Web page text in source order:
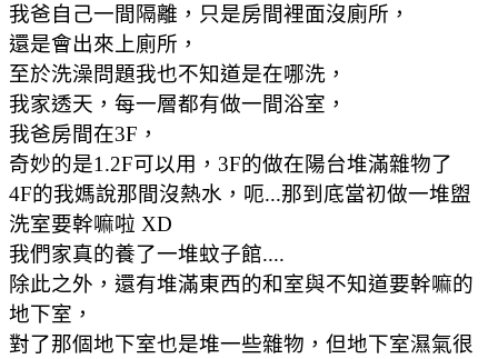
我爸自己一間隔離，只是房間裡面沒廁所，
還是會出來上廁所，
至於洗澡問題我也不知道是在哪洗，
我家透天，每一層都有做一間浴室，
我爸房間在3F，
奇妙的是1.2F可以用，3F的做在陽台堆滿雜物了
4F的我媽說那間沒熱水，呃...那到底當初做一堆盥
洗室要幹嘛啦 XD
我們家真的養了一堆蚊子館....
除此之外，還有堆滿東西的和室與不知道要幹嘛的
地下室，
對了那個地下室也是堆一些雜物，但地下室濕氣很